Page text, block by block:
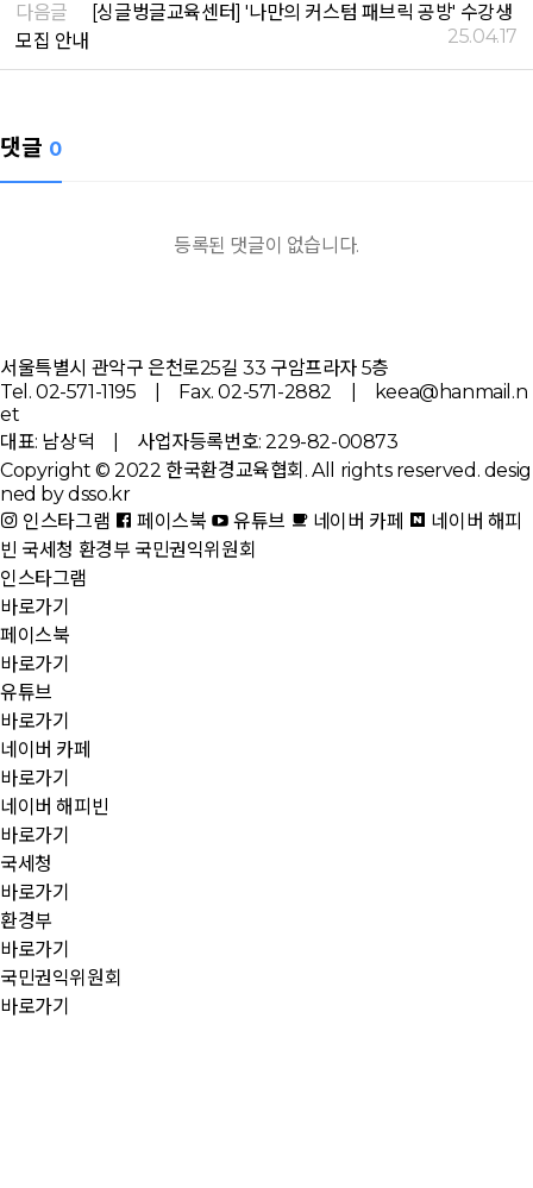
다음글
[싱글벙글교육센터] '나만의 커스텀 패브릭 공방' 수강생
모집 안내
25.04.17
댓글 0
등록된 댓글이 없습니다.
서울특별시 관악구 은천로25길 33 구암프라자 5층
Tel. 02-571-1195 | Fax. 02-571-2882 | keea@hanmail.n
et
대표: 남상덕 | 사업자등록번호: 229-82-00873
Copyright © 2022 한국환경교육협회. All rights reserved. desig
ned by dsso.kr
인스타그램
페이스북 유튜브 네이버 카페
네이버 해피
빈 국세청 환경부 국민권익위원회
인스타그램
바로가기
페이스북
바로가기
유튜브
바로가기
네이버 카페
바로가기
네이버 해피빈
바로가기
국세청
바로가기
환경부
바로가기
국민권익위원회
바로가기